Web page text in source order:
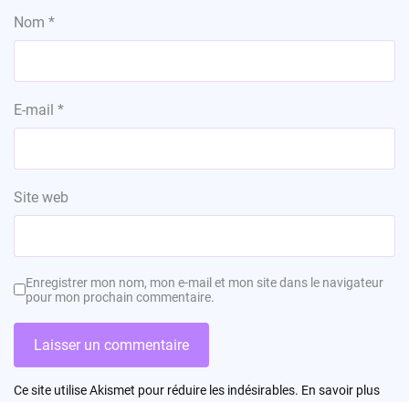
Nom *
E-mail *
Site web
Enregistrer mon nom, mon e-mail et mon site dans le navigateur
pour mon prochain commentaire.
Ce site utilise Akismet pour réduire les indésirables. En savoir plus